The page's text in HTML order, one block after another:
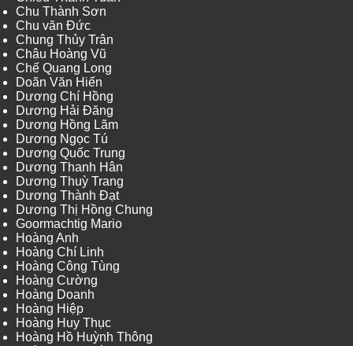
Chu Thành Sơn
Chu văn Đức
Chung Thủy Trân
Châu Hoàng Vũ
Chế Quang Long
Doãn Văn Hiến
Dương Chí Hồng
Dương Hải Đăng
Dương Hồng Lãm
Dương Ngọc Tú
Dương Quốc Trung
Dương Thanh Hân
Dương Thuỳ Trang
Dương Thành Đạt
Dương Thị Hồng Chung
Goormachtig Mario
Hoàng Anh
Hoàng Chí Linh
Hoàng Công Tùng
Hoàng Cường
Hoàng Doanh
Hoàng Hiệp
Hoàng Huy Thục
Hoàng Hồ Huỳnh Thông